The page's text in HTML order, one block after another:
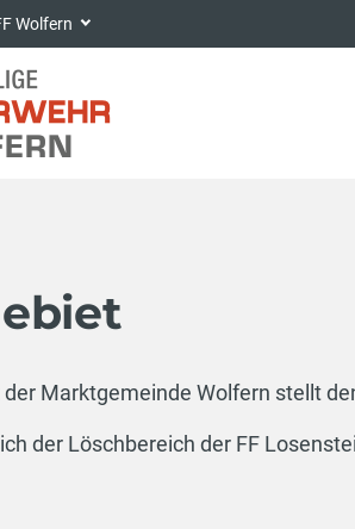
Wolfern
Marktgemeinde Wolfern stellt
der Löschbereich der FF